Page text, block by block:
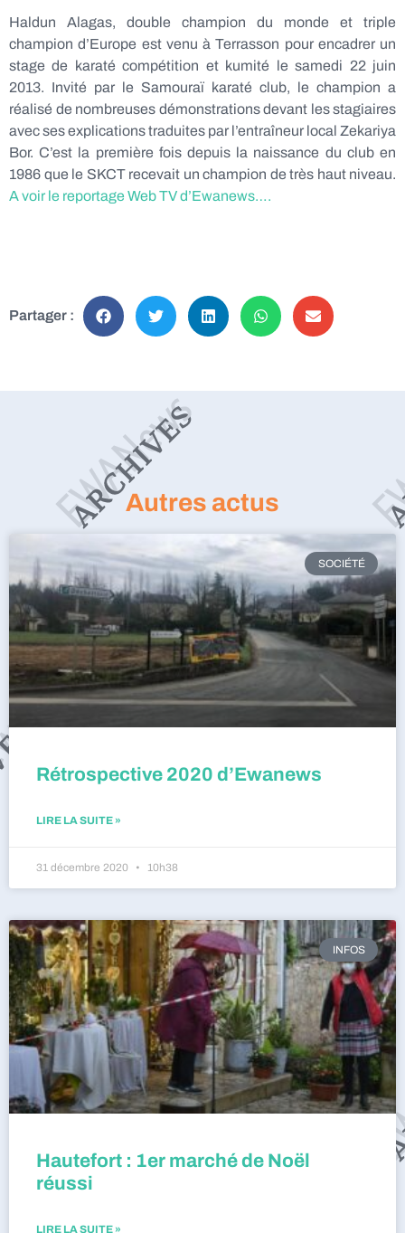
Haldun Alagas, double champion du monde et triple
champion d’Europe est venu à Terrasson pour encadrer un
stage de karaté compétition et kumité le samedi 22 juin
2013. Invité par le Samouraï karaté club, le champion a
réalisé de nombreuses démonstrations devant les stagiaires
avec ses explications traduites par l’entraîneur local Zekariya
Bor. C’est la première fois depuis la naissance du club en
1986 que le SKCT recevait un champion de très haut niveau.
A voir le reportage Web TV d’Ewanews….
Partager :
Autres actus
SOCIÉTÉ
Rétrospective 2020 d’Ewanews
LIRE LA SUITE »
31 décembre 2020 10h38
INFOS
Hautefort : 1er marché de Noël
réussi
LIRE LA SUITE »